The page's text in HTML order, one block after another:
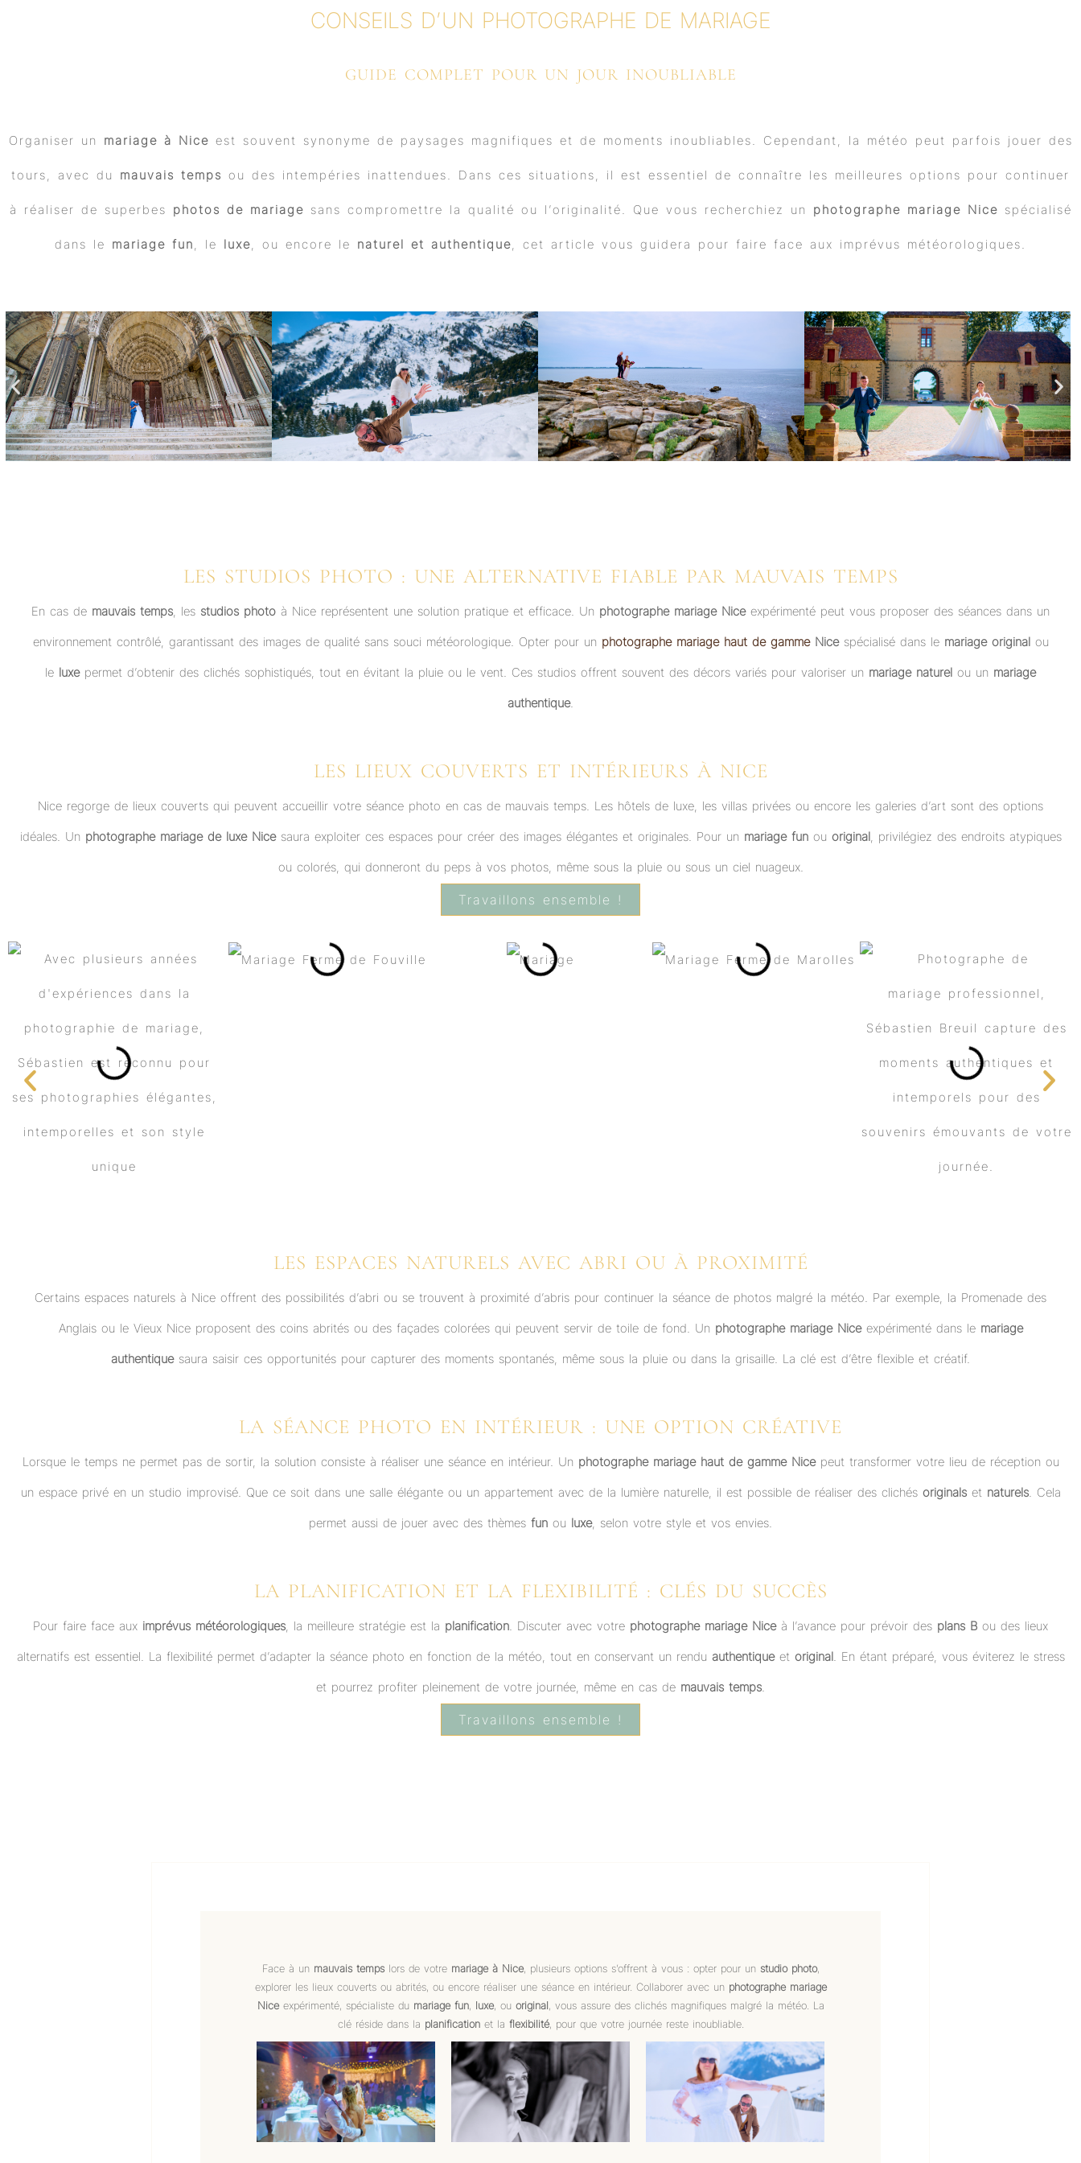
b
o
u
b
a
g
m
e
d
CONSEILS D’UN PHOTOGRAPHE DE MARIAGE
GUIDE COMPLET POUR UN JOUR INOUBLIABLE
Organiser un mariage à Nice est souvent synonyme de paysages magnifiques et de moments inoubliables. Cependant, la météo peut parfois jouer des
tours, avec du mauvais temps ou des intempéries inattendues. Dans ces situations, il est essentiel de connaître les meilleures options pour continuer
à réaliser de superbes photos de mariage sans compromettre la qualité ou l’originalité. Que vous recherchiez un photographe mariage Nice spécialisé
dans le mariage fun, le luxe, ou encore le naturel et authentique, cet article vous guidera pour faire face aux imprévus météorologiques.
LES STUDIOS PHOTO : UNE ALTERNATIVE FIABLE PAR MAUVAIS TEMPS
En cas de mauvais temps, les studios photo à Nice représentent une solution pratique et efficace. Un photographe mariage Niceexpérimenté peut vous proposer des séances dans un
environnement contrôlé, garantissant des images de qualité sans souci météorologique. Opter pour un photographe mariage haut de gammeNicespécialisé dans le mariage originalou
le luxepermet d’obtenir des clichés sophistiqués, tout en évitant la pluie ou le vent. Ces studios offrent souvent des décors variés pour valoriser un mariage naturel ou un mariage
authentique.
LES LIEUX COUVERTS ET INTÉRIEURS À NICE
Nice regorge de lieux couverts qui peuvent accueillir votre séance photo en cas de mauvais temps. Les hôtels de luxe, les villas privées ou encore les galeries d’art sont des options
idéales. Un photographe mariage de luxe Nicesaura exploiter ces espaces pour créer des images élégantes et originales. Pour un mariage funou original, privilégiez des endroits atypiques
ou colorés, qui donneront du peps à vos photos, même sous la pluie ou sous un ciel nuageux.
Travaillons ensemble !
LES ESPACES NATURELS AVEC ABRI OU À PROXIMITÉ
Certains espaces naturels à Nice offrent des possibilités d’abri ou se trouvent à proximité d’abris pour continuer la séance de photos malgré la météo. Par exemple, la Promenade des
Anglais ou le Vieux Nice proposent des coins abrités ou des façades colorées qui peuvent servir de toile de fond. Un photographe mariage Niceexpérimenté dans le mariage
authentiquesaura saisir ces opportunités pour capturer des moments spontanés, même sous la pluie ou dans la grisaille. La clé est d’être flexible et créatif.
LA SÉANCE PHOTO EN INTÉRIEUR : UNE OPTION CRÉATIVE
Lorsque le temps ne permet pas de sortir, la solution consiste à réaliser une séance en intérieur. Un photographe mariage haut de gamme Nicepeut transformer votre lieu de réception ou
un espace privé en un studio improvisé. Que ce soit dans une salle élégante ou un appartement avec de la lumière naturelle, il est possible de réaliser des clichés originalset naturels. Cela
permet aussi de jouer avec des thèmes fun ou luxe, selon votre style et vos envies.
LA PLANIFICATION ET LA FLEXIBILITÉ : CLÉS DU SUCCÈS
Pour faire face aux imprévus météorologiques, la meilleure stratégie est la planification. Discuter avec votre photographe mariage Niceà l’avance pour prévoir des plans B ou des lieux
alternatifs est essentiel. La flexibilité permet d’adapter la séance photo en fonction de la météo, tout en conservant un rendu authentiqueet original. En étant préparé, vous éviterez le stress
et pourrez profiter pleinement de votre journée, même en cas de mauvais temps.
Travaillons ensemble !
Face à un mauvais tempslors de votre mariage à Nice, plusieurs options s’offrent à vous : opter pour un studio photo,
explorer les lieux couverts ou abrités, ou encore réaliser une séance en intérieur. Collaborer avec un photographe mariage
Niceexpérimenté, spécialiste du mariage fun, luxe, ou original, vous assure des clichés magnifiques malgré la météo. La
clé réside dans la planificationet la flexibilité, pour que votre journée reste inoubliable.